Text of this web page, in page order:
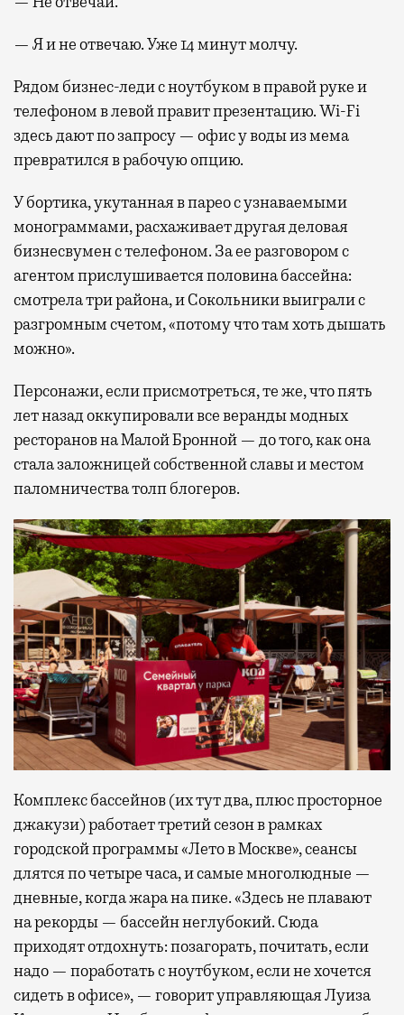
— Я и не отвечаю. Уже 14 минут молчу.
Рядом бизнес-леди с ноутбуком в правой руке и
телефоном в левой правит презентацию. Wi-Fi
здесь дают по запросу — офис у воды из мема
превратился в рабочую опцию.
У бортика, укутанная в парео с узнаваемыми
монограммами, расхаживает другая деловая
бизнесвумен с телефоном. За ее разговором с
агентом прислушивается половина бассейна:
смотрела три района, и Сокольники выиграли с
разгромным счетом, «потому что там хоть дышать
можно».
Персонажи, если присмотреться, те же, что пять
лет назад оккупировали все веранды модных
ресторанов на Малой Бронной — до того, как она
стала заложницей собственной славы и местом
паломничества толп блогеров.
Комплекс бассейнов (их тут два, плюс просторное
джакузи) работает третий сезон в рамках
городской программы «Лето в Москве», сеансы
длятся по четыре часа, и самые многолюдные —
дневные, когда жара на пике. «Здесь не плавают
на рекорды — бассейн неглубокий. Сюда
приходят отдохнуть: позагорать, почитать, если
надо — поработать с ноутбуком, если не хочется
сидеть в офисе», — говорит управляющая Луиза